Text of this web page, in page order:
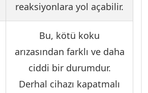
reaksiyonlara yol açabilir.
Bu, kötü koku
arızasından farklı ve daha
ciddi bir durumdur.
Derhal cihazı kapatmalı